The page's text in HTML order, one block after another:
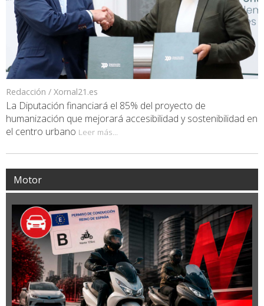
Redacción / Xornal21.es
La Diputación financiará el 85% del proyecto de
humanización que mejorará accesibilidad y sostenibilidad en
el centro urbano Leer más...
Motor